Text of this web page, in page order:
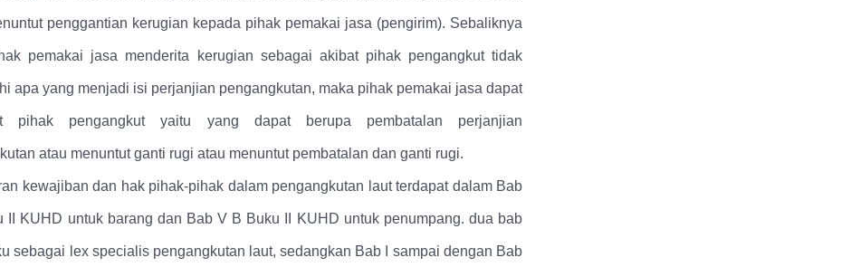
penggantian kerugian kepada pihak pemakai jasa (pengirim). Sebaliknya
pemakai jasa menderita kerugian sebagai akibat pihak pengangkut tidak
apa yang menjadi isi perjanjian pengangkutan, maka pihak pemakai jasa dapat
pihak pengangkut yaitu yang dapat berupa pembatalan perjanjian
atau menuntut ganti rugi atau menuntut pembatalan dan ganti rugi.
kewajiban dan hak pihak-pihak dalam pengangkutan laut terdapat dalam Bab
II KUHD untuk barang dan Bab V B Buku II KUHD untuk penumpang. dua bab
sebagai lex specialis pengangkutan laut, sedangkan Bab I sampai dengan Bab